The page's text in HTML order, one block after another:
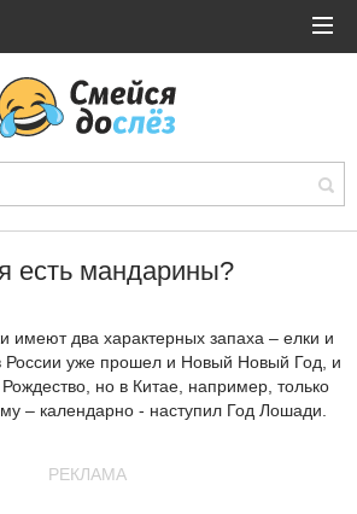
есть мандарины?
имеют два характерных запаха – елки и
России уже прошел и Новый Новый Год, и
но в Китае, например, только
– календарно - наступил Год Лошади.
РЕКЛАМА